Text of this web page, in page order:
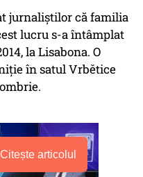
jurnaliștilor că familia
lucru s-a întâmplat
la Lisabona. O
în satul Vrbětice
Citește articolul